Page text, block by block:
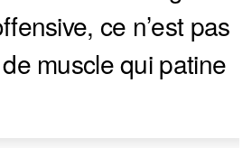
ce n’est pas
muscle qui patine